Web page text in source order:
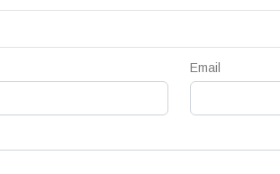
Email